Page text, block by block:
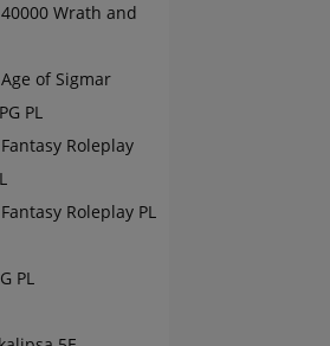
Wrath and
of Sigmar
PL
Roleplay
Roleplay PL
PL